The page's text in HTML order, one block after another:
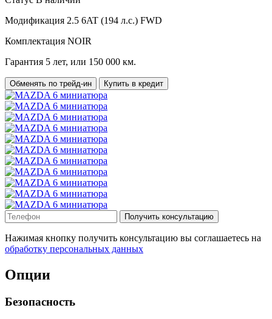
Модификация 2.5 6AT (194 л.с.) FWD
Комплектация NOIR
Гарантия 5 лет, или 150 000 км.
Обменять по трейд-ин Купить в кредит
Получить консультацию
Нажимая кнопку получить консультацию вы соглашаетесь на
обработку персональных данных
Опции
Безопасность